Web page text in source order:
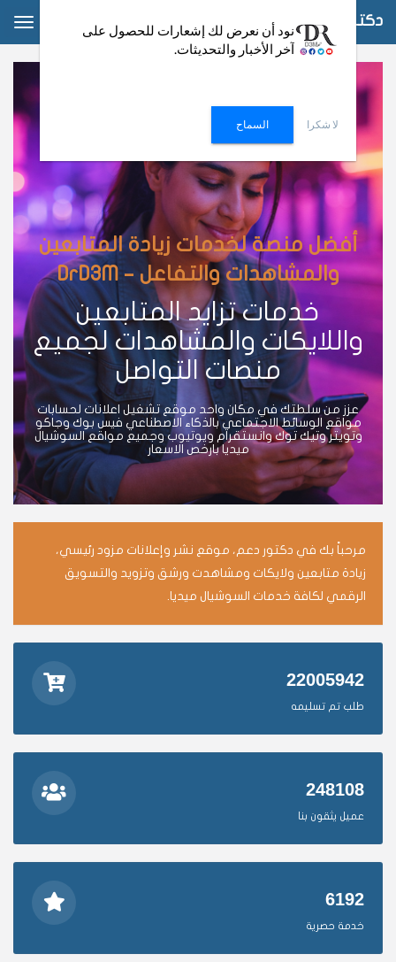
دكتور دعم
أفضل منصة لخدمات زيادة المتابعين
والمشاهدات والتفاعل – DrD3M
خدمات تزايد المتابعين
واللايكات والمشاهدات لجميع
منصات التواصل
عزز من سلطتك في مكان واحد موقع تشغيل اعلانات لحسابات
مواقع الوسائط الاجتماعي بالذكاء الاصطناعي فيس بوك وجاكو
وتويتر وتيك توك وانستقرام ويوتيوب وجميع مواقع السوشيال
ميديا بارخص الاسعار
مرحباً بك في دكتور دعم، موقع نشر وإعلانات مزود رئيسي،
زيادة متابعين ولايكات ومشاهدت ورشق وتزويد والتسويق
الرقمي لكافة خدمات السوشيال ميديا.
22005942
طلب تم تسليمه
248108
عميل يثقون بنا
6192
خدمة حصرية
نود أن نعرض لك إشعارات للحصول على
آخر الأخبار والتحديثات.
لا شكرا السماح